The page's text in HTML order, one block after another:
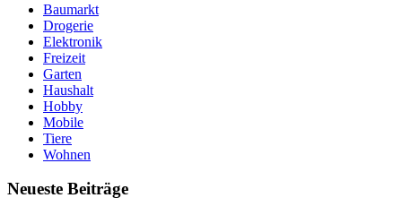
Baumarkt
Drogerie
Elektronik
Freizeit
Garten
Haushalt
Hobby
Mobile
Tiere
Wohnen
Neueste Beiträge